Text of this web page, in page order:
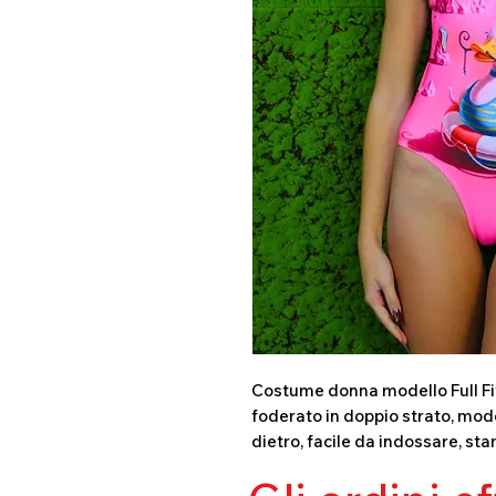
Costume donna modello Full
foderato in doppio strato,
dietro, facile da indossare,